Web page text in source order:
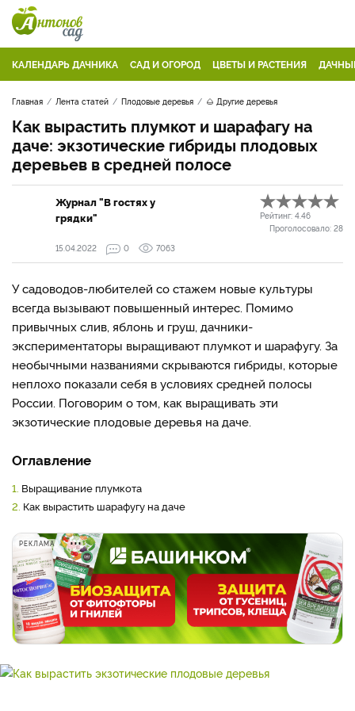
КАЛЕНДАРЬ ДАЧНИКА САД И ОГОРОД ЦВЕТЫ И РАСТЕНИЯ
Главная Лента статей Плодовые деревья 🌰 Другие деревья
Как вырастить плумкот и шарафагу на
даче: экзотические гибриды плодовых
деревьев в средней полосе
Журнал "В гостях у
грядки"
Рейтинг: 4.46
Проголосовало: 28
15.04.2022
0 7063
У садоводов-любителей со стажем новые культуры
всегда вызывают повышенный интерес. Помимо
привычных слив, яблонь и груш, дачники-
экспериментаторы выращивают плумкот и шарафугу. За
необычными названиями скрываются гибриды, которые
неплохо показали себя в условиях средней полосы
России. Поговорим о том, как выращивать эти
экзотические плодовые деревья на даче.
Оглавление
1. Выращивание плумкота
2. Как вырастить шарафугу на даче
РЕКЛАМА